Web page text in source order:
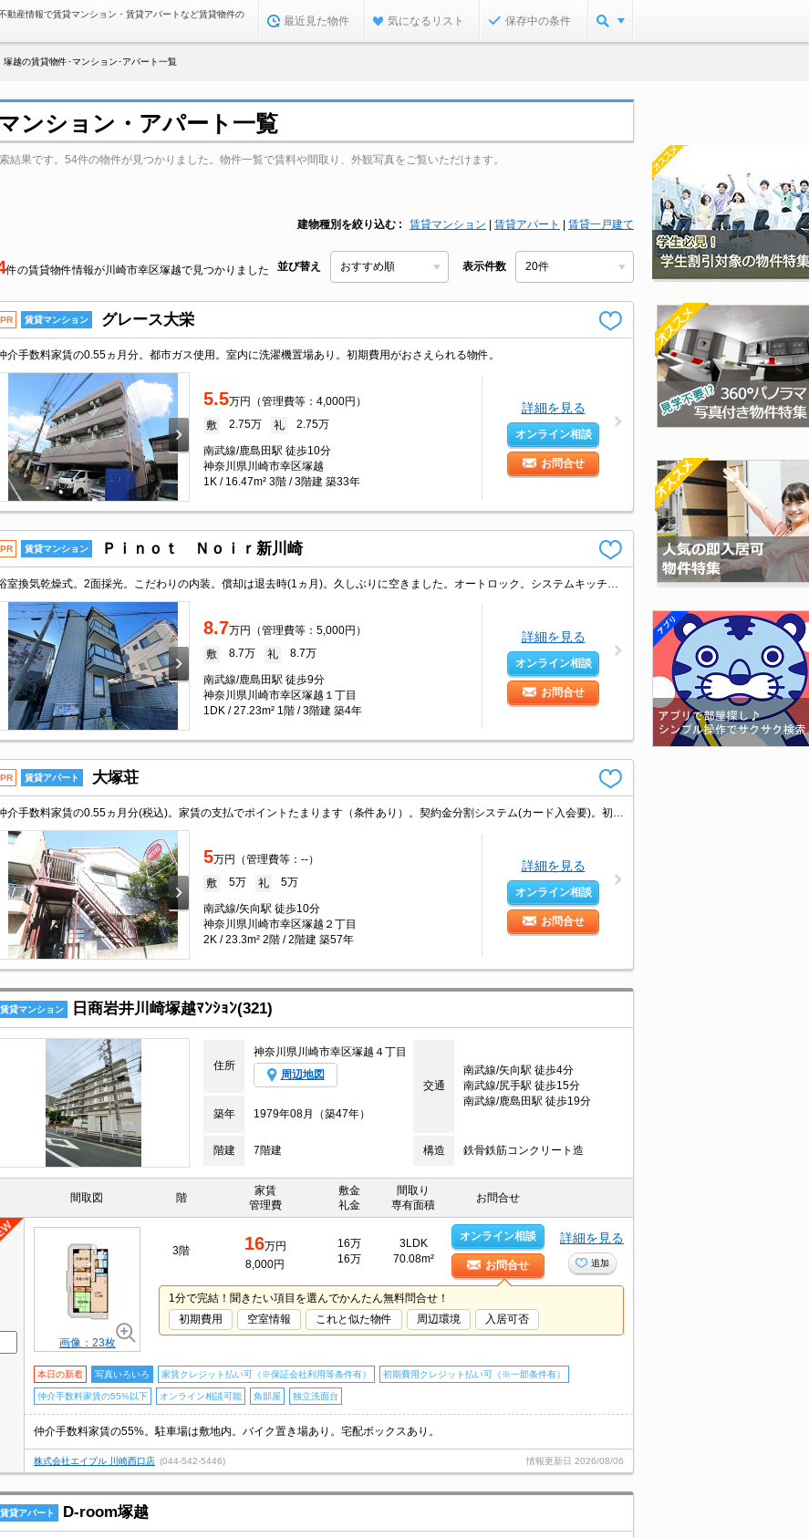
動産情報で賃貸マンション・賃貸アパートなど賃貸物件の
最近見た物件 気になるリスト 保存中の条件
塚越の賃貸物件･マンション･アパート一覧
ンション・アパート一覧
結果です。54件の物件が見つかりました。物件一覧で賃料や間取り、外観写真をご覧いただけます。
建物種別を絞り込む 賃貸マンション 賃貸アパート 賃貸一戸建て
件の賃貸物件情報が川崎市幸区塚越で見つかりました 並び替え 表示件数
PR 賃貸マンション グレース大栄
介手数料家賃の0.55ヵ月分。都市ガス使用。室内に洗濯機置場あり。初期費用がおさえられる物件。
5.5万円（管理費等：4,000円）
敷 2.75万 礼 2.75万
南武線/鹿島田駅 徒歩10分
神奈川県川崎市幸区塚越
1K / 16.47m² 3階 / 3階建 築33年
詳細を見る
オンライン相談
お問合せ
PR 賃貸マンション Ｐｉｎｏｔ Ｎｏｉｒ新川崎
8.7万円（管理費等：5,000円）
敷 8.7万 礼 8.7万
南武線/鹿島田駅 徒歩9分
神奈川県川崎市幸区塚越１丁目
1DK / 27.23m² 1階 / 3階建 築4年
詳細を見る
オンライン相談
お問合せ
PR 賃貸アパート 大塚荘
5万円（管理費等：--）
敷 5万 礼 5万
南武線/矢向駅 徒歩10分
神奈川県川崎市幸区塚越２丁目
2K / 23.3m² 2階 / 2階建 築57年
詳細を見る
オンライン相談
お問合せ
賃貸マンション 日商岩井川崎塚越ﾏﾝｼｮﾝ(321)
住所
神奈川県川崎市幸区塚越４丁目
周辺地図
交通
南武線/矢向駅 徒歩4分
南武線/尻手駅 徒歩15分
南武線/鹿島田駅 徒歩19分
築年
1979年08月（築47年）
階建 7階建 構造 鉄骨鉄筋コンクリート造
間取図 階
家賃
管理費
敷金
礼金
間取り
専有面積
お問合せ
画像：23枚
3階 16万円
8,000円
16万
16万
3LDK
70.08m²
オンライン相談
お問合せ
詳細を見る
追加
1分で完結！聞きたい項目を選んでかんたん無料問合せ！
初期費用
空室情報 これと似た物件 周辺環境 入居可否
本日の新着 写真いろいろ 家賃クレジット払い可（※保証会社利用等条件有） 初期費用クレジット払い可（※一部条件有）
仲介手数料家賃の55%以下 オンライン相談可能 角部屋 独立洗面台
仲介手数料家賃の55%。駐車場は敷地内。バイク置き場あり。宅配ボックスあり。
株式会社エイブル 川崎西口店 (044-542-5446) 情報更新日 2026/08/06
賃貸アパート D-room塚越